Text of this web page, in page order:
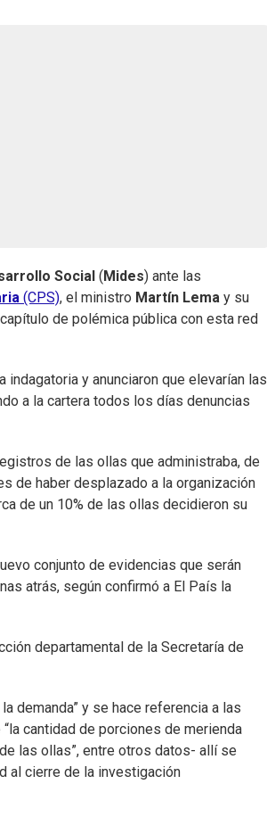
Social ( Mides) ante las
(CPS), el ministro Martín Lema y su
de polémica pública con esta red
y anunciaron que elevarían las
a la cartera todos los días denuncias
de las ollas que administraba, de
de haber desplazado a la organización
de un 10% de las ollas decidieron su
conjunto de evidencias que serán
atrás, según confirmó a El País la
departamental de la Secretaría de
demanda” y se hace referencia a las
cantidad de porciones de merienda
las ollas”, entre otros datos- allí se
al cierre de la investigación